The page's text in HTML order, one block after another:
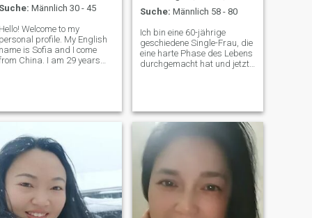
Suche: Männlich 30 - 45
Hello! Welcome to my
personal profile. My English
name is Sofia and I come
China. I am 29 years
reasons, I quit this job.
Suche: Männlich 58 - 80
Ich bin eine 60-jährige
geschiedene Single-Frau, die
eine harte Phase des Lebens
durchgemacht hat und jetzt
Rentner, obwohl er ins Alter
gekommen ist, aber ich halte
immer noch eine positive
Einstellung zum Leben Ich
habe eine Vielzahl von
Interessen, einschließlich
Reisen, Klettern, Wandern,
Fernsehen und Musik hören.
Reisen ist eine meiner
Lieblingsaktivitäten. Ich